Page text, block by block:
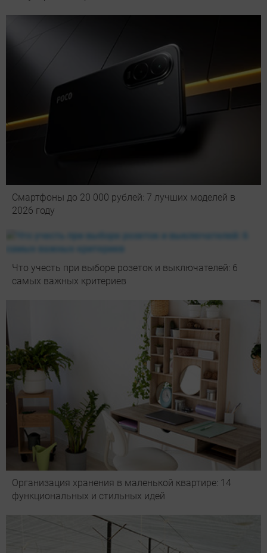
Смартфоны до 20 000 рублей: 7 лучших моделей в
2026 году
Что учесть при выборе розеток и выключателей: 6
самых важных критериев
Организация хранения в маленькой квартире: 14
функциональных и стильных идей